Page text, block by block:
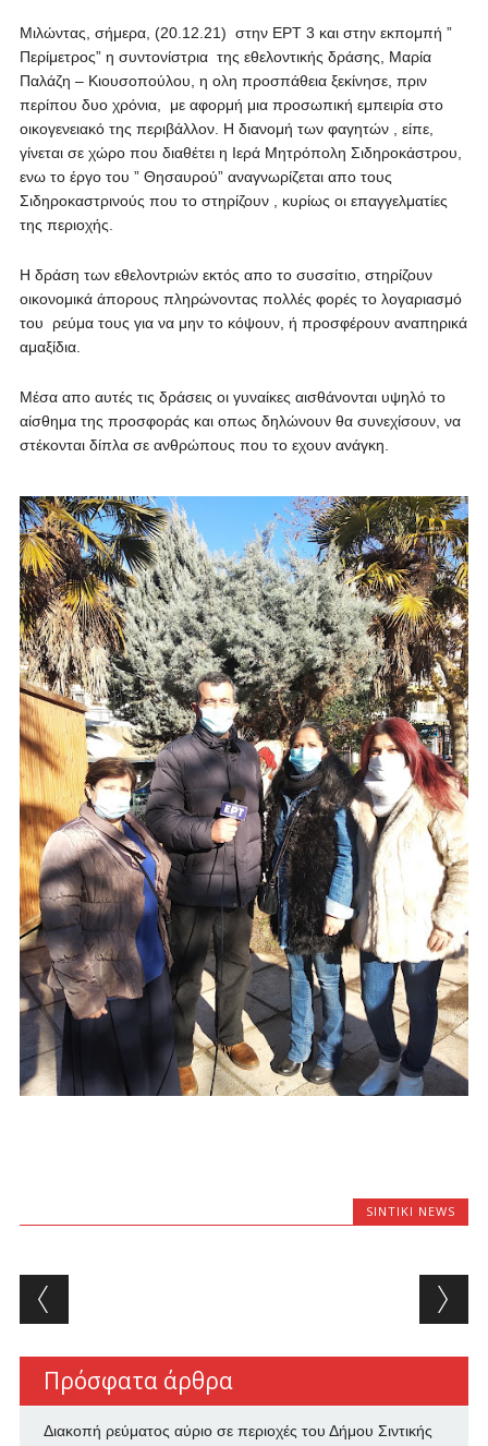
Μιλώντας, σήμερα, (20.12.21) στην ΕΡΤ 3 και στην εκπομπή ”
Περίμετρος” η συντονίστρια της εθελοντικής δράσης, Μαρία
Παλάζη – Κιουσοπούλου, η ολη προσπάθεια ξεκίνησε, πριν
περίπου δυο χρόνια, με αφορμή μια προσωπική εμπειρία στο
οικογενειακό της περιβάλλον. Η διανομή των φαγητών , είπε,
γίνεται σε χώρο που διαθέτει η Ιερά Μητρόπολη Σιδηροκάστρου,
ενω το έργο του ” Θησαυρού” αναγνωρίζεται απο τους
Σιδηροκαστρινούς που το στηρίζουν , κυρίως οι επαγγελματίες
της περιοχής.
Η δράση των εθελοντριών εκτός απο το συσσίτιο, στηρίζουν
οικονομικά άπορους πληρώνοντας πολλές φορές το λογαριασμό
του ρεύμα τους για να μην το κόψουν, ή προσφέρουν αναπηρικά
αμαξίδια.
Μέσα απο αυτές τις δράσεις οι γυναίκες αισθάνονται υψηλό το
αίσθημα της προσφοράς και οπως δηλώνουν θα συνεχίσουν, να
στέκονται δίπλα σε ανθρώπους που το εχουν ανάγκη.
SINTIKI NEWS
Post navigation
Πρόσφατα άρθρα
Διακοπή ρεύματος αύριο σε περιοχές του Δήμου Σιντικής